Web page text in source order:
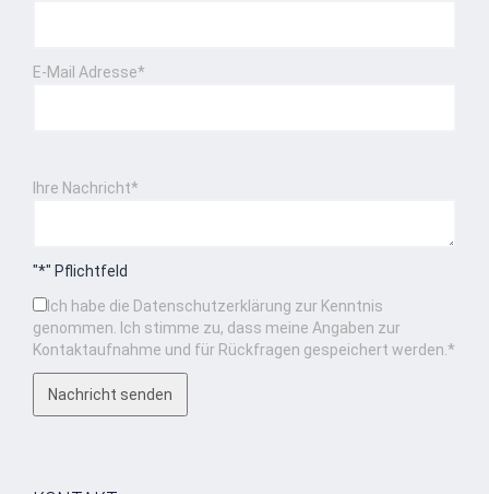
E-Mail Adresse*
Ihre Nachricht*
"*" Pflichtfeld
Ich habe die Datenschutzerklärung zur Kenntnis
genommen. Ich stimme zu, dass meine Angaben zur
Kontaktaufnahme und für Rückfragen gespeichert werden.*